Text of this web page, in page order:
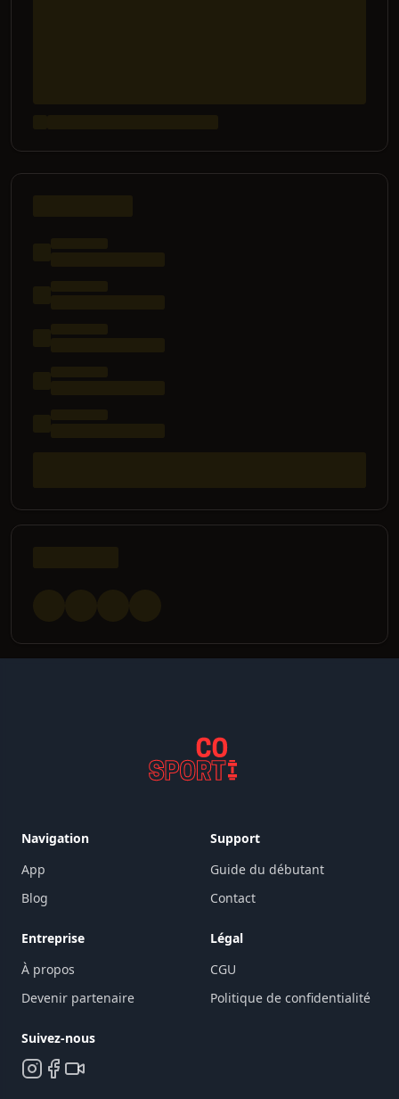
Navigation
App
Blog
Support
Guide du débutant
Contact
Entreprise
À propos
Devenir partenaire
Légal
CGU
Politique de confidentialité
Suivez-nous